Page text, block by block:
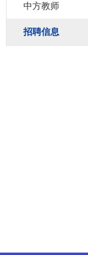
中方教师
招聘信息